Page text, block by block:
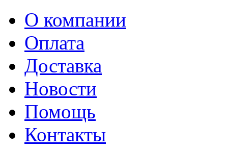
О компании
Оплата
Доставка
Новости
Помощь
Контакты